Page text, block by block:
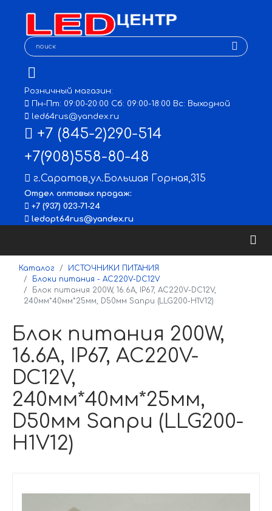
Розничный магазин:
Пн-Пт: 09:00-20:00 Сб: 09:00-18:00 Вс: Выходной
led64rus@yandex.ru
+7 (845-2)290-514
+7(908)558-80-48
г.Саратов,ул.Большая Горная,315
Отдел оптовых продаж:
+7 (937) 023-71-24
ledopt64rus@yandex.ru
Каталог
ИСТОЧНИКИ ПИТАНИЯ
Блоки питания - AC220V-DC12V
Блок питания 200W, 16.6A, IP67, AC220V-DC12V,
240мм*40мм*25мм, D50мм Sanpu (LLG200-H1V12)
Блок питания 200W,
16.6A, IP67, AC220V-
DC12V,
240мм*40мм*25мм,
D50мм Sanpu (LLG200-
H1V12)